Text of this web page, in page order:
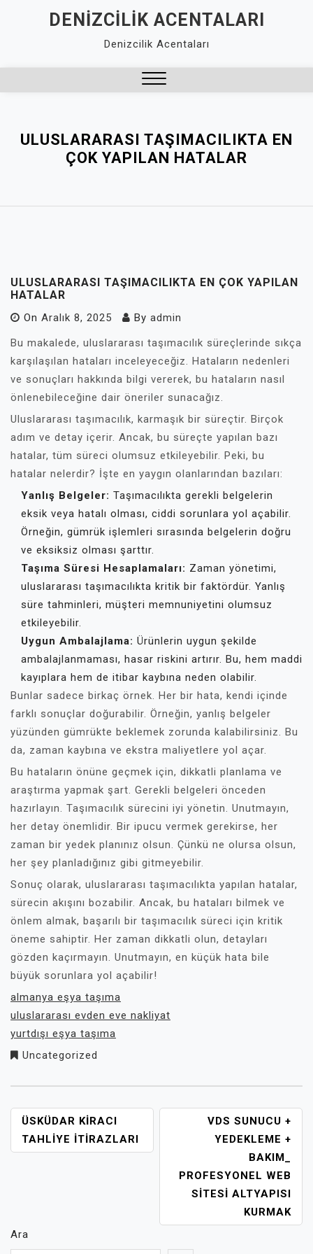
DENIZCILIK ACENTALARI
Denizcilik Acentaları
ULUSLARARASI TAŞIMACILIKTA EN
ÇOK YAPILAN HATALAR
ULUSLARARASI TAŞIMACILIKTA EN ÇOK YAPILAN
HATALAR
On Aralık 8, 2025 By admin
Bu makalede, uluslararası taşımacılık süreçlerinde sıkça
karşılaşılan hataları inceleyeceğiz. Hataların nedenleri
ve sonuçları hakkında bilgi vererek, bu hataların nasıl
önlenebileceğine dair öneriler sunacağız.
Uluslararası taşımacılık, karmaşık bir süreçtir. Birçok
adım ve detay içerir. Ancak, bu süreçte yapılan bazı
hatalar, tüm süreci olumsuz etkileyebilir. Peki, bu
hatalar nelerdir? İşte en yaygın olanlarından bazıları:
Yanlış Belgeler: Taşımacılıkta gerekli belgelerin
eksik veya hatalı olması, ciddi sorunlara yol açabilir.
Örneğin, gümrük işlemleri sırasında belgelerin doğru
ve eksiksiz olması şarttır.
Taşıma Süresi Hesaplamaları: Zaman yönetimi,
uluslararası taşımacılıkta kritik bir faktördür. Yanlış
süre tahminleri, müşteri memnuniyetini olumsuz
etkileyebilir.
Uygun Ambalajlama: Ürünlerin uygun şekilde
ambalajlanmaması, hasar riskini artırır. Bu, hem maddi
kayıplara hem de itibar kaybına neden olabilir.
Bunlar sadece birkaç örnek. Her bir hata, kendi içinde
farklı sonuçlar doğurabilir. Örneğin, yanlış belgeler
yüzünden gümrükte beklemek zorunda kalabilirsiniz. Bu
da, zaman kaybına ve ekstra maliyetlere yol açar.
Bu hataların önüne geçmek için, dikkatli planlama ve
araştırma yapmak şart. Gerekli belgeleri önceden
hazırlayın. Taşımacılık sürecini iyi yönetin. Unutmayın,
her detay önemlidir. Bir ipucu vermek gerekirse, her
zaman bir yedek planınız olsun. Çünkü ne olursa olsun,
her şey planladığınız gibi gitmeyebilir.
Sonuç olarak, uluslararası taşımacılıkta yapılan hatalar,
sürecin akışını bozabilir. Ancak, bu hataları bilmek ve
önlem almak, başarılı bir taşımacılık süreci için kritik
öneme sahiptir. Her zaman dikkatli olun, detayları
gözden kaçırmayın. Unutmayın, en küçük hata bile
büyük sorunlara yol açabilir!
almanya eşya taşıma
uluslararası evden eve nakliyat
yurtdışı eşya taşıma
Uncategorized
YAZI
GEZINMESI
ÜSKÜDAR KIRACI
TAHLIYE İTIRAZLARI
VDS SUNUCU +
YEDEKLEME +
BAKIM_
PROFESYONEL WEB
SITESI ALTYAPISI
KURMAK
Ara